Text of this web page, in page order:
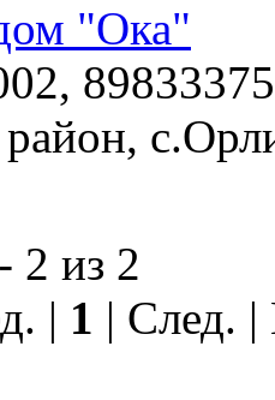
"Ока"
2 из 2
| 1 | След.